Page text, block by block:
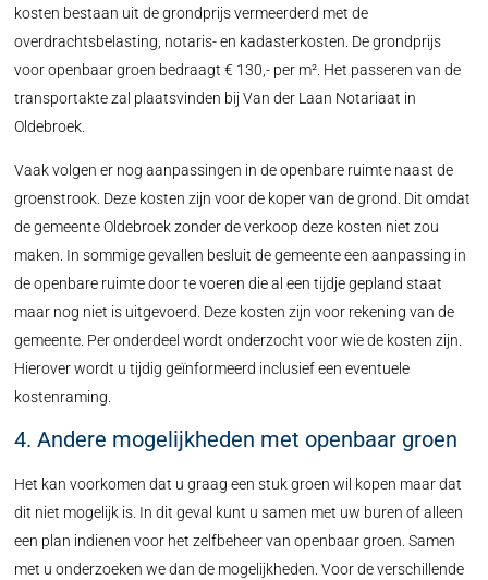
kosten bestaan uit de grondprijs vermeerderd met de
overdrachtsbelasting, notaris- en kadasterkosten. De grondprijs
voor openbaar groen bedraagt € 130,- per m². Het passeren van de
transportakte zal plaatsvinden bij Van der Laan Notariaat in
Oldebroek.
Vaak volgen er nog aanpassingen in de openbare ruimte naast de
groenstrook. Deze kosten zijn voor de koper van de grond. Dit omdat
de gemeente Oldebroek zonder de verkoop deze kosten niet zou
maken. In sommige gevallen besluit de gemeente een aanpassing in
de openbare ruimte door te voeren die al een tijdje gepland staat
maar nog niet is uitgevoerd. Deze kosten zijn voor rekening van de
gemeente. Per onderdeel wordt onderzocht voor wie de kosten zijn.
Hierover wordt u tijdig geïnformeerd inclusief een eventuele
kostenraming.
4. Andere mogelijkheden met openbaar groen
Het kan voorkomen dat u graag een stuk groen wil kopen maar dat
dit niet mogelijk is. In dit geval kunt u samen met uw buren of alleen
een plan indienen voor het zelfbeheer van openbaar groen. Samen
met u onderzoeken we dan de mogelijkheden. Voor de verschillende